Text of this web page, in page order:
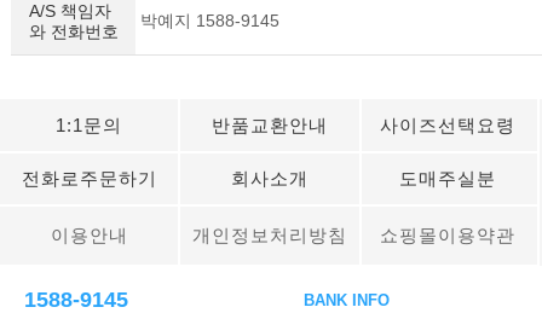
A/S 책임자
와 전화번호
박예지 1588-9145
1:1문의 반품교환안내 사이즈선택요령
전화로주문하기 회사소개 도매주실분
이용안내 개인정보처리방침 쇼핑몰이용약관
1588-9145 BANK INFO